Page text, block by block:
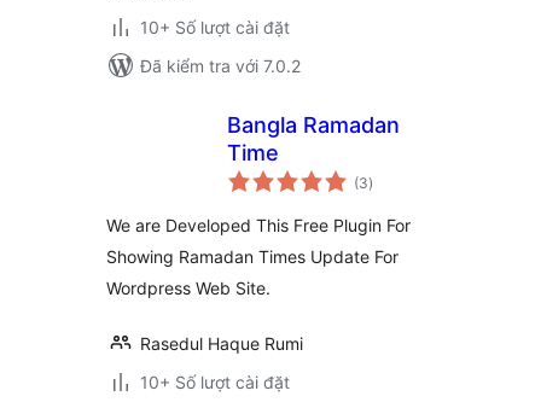
10+ Số lượt cài đặt
Đã kiểm tra với 7.0.2
Bangla Ramadan
Time
(3tổng
đánh
)
We are Developed This Free Plugin For
Showing Ramadan Times Update For
Wordpress Web Site.
Rasedul Haque Rumi
10+ Số lượt cài đặt